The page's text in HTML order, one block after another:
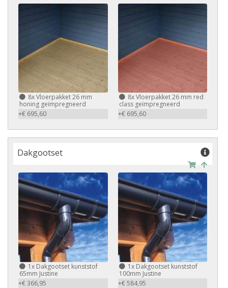
8x Vloerpakket 26 mm
honing geïmpregneerd
+€ 695,60
8x Vloerpakket 26 mm red
class geïmpregneerd
+€ 695,60
Dakgootset
1x Dakgootset kunststof
65mm Justine
+€ 366,95
1x Dakgootset kunststof
100mm Justine
+€ 584,95